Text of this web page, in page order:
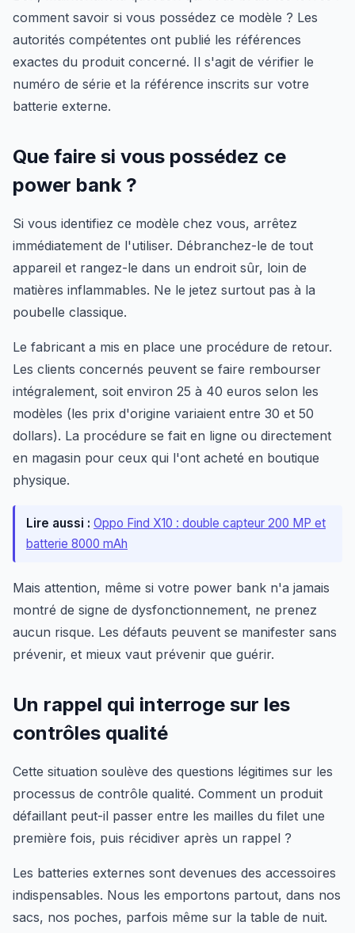
comment savoir si vous possédez ce modèle ? Les
autorités compétentes ont publié les références
exactes du produit concerné. Il s'agit de vérifier le
numéro de série et la référence inscrits sur votre
batterie externe.
Que faire si vous possédez ce
power bank ?
Si vous identifiez ce modèle chez vous, arrêtez
immédiatement de l'utiliser. Débranchez-le de tout
appareil et rangez-le dans un endroit sûr, loin de
matières inflammables. Ne le jetez surtout pas à la
poubelle classique.
Le fabricant a mis en place une procédure de retour.
Les clients concernés peuvent se faire rembourser
intégralement, soit environ 25 à 40 euros selon les
modèles (les prix d'origine variaient entre 30 et 50
dollars). La procédure se fait en ligne ou directement
en magasin pour ceux qui l'ont acheté en boutique
physique.
Lire aussi : Oppo Find X10 : double capteur 200 MP et
batterie 8000 mAh
Mais attention, même si votre power bank n'a jamais
montré de signe de dysfonctionnement, ne prenez
aucun risque. Les défauts peuvent se manifester sans
prévenir, et mieux vaut prévenir que guérir.
Un rappel qui interroge sur les
contrôles qualité
Cette situation soulève des questions légitimes sur les
processus de contrôle qualité. Comment un produit
défaillant peut-il passer entre les mailles du filet une
première fois, puis récidiver après un rappel ?
Les batteries externes sont devenues des accessoires
indispensables. Nous les emportons partout, dans nos
sacs, nos poches, parfois même sur la table de nuit.